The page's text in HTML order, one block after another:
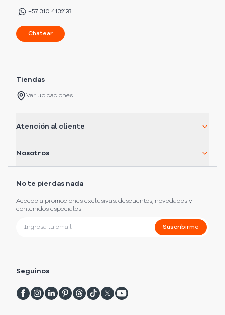
+57 310 4132128
Chatear
Tiendas
Ver ubicaciones
Atención al cliente
Nosotros
No te pierdas nada
Accede a promociones exclusivas, descuentos, novedades y
contenidos especiales
Suscribirme
Seguinos